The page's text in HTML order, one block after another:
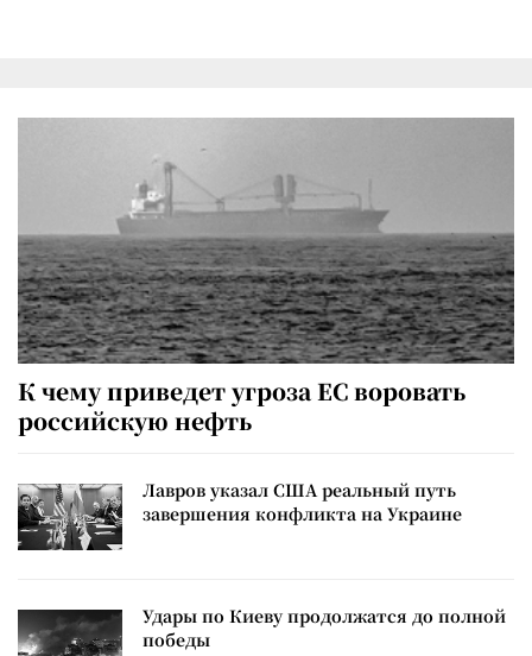
К чему приведет угроза ЕС воровать
российскую нефть
Лавров указал США реальный путь
завершения конфликта на Украине
Удары по Киеву продолжатся до полной
победы